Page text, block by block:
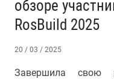
обзоре
RosBuild 2025
20 / 03 / 2025
Завершила свою